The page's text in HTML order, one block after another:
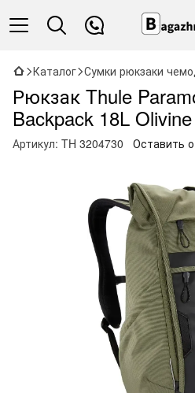
Каталог Сумки рюкзаки
Рюкзак Thule
Backpack 18L
Артикул: TH 3204730 Оставить